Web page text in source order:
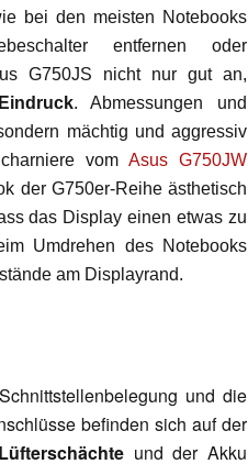
bei den meisten Notebooks
entfernen oder
G750JS nicht nur gut an,
. Abmessungen und
mächtig und aggressiv
vomAsus G750JW
der G750er-Reihe ästhetisch
das Display einen etwas zu
Umdrehen des Notebooks
am Displayrand.
und die
befinden sich auf der
Lüfterschächte und der Akku